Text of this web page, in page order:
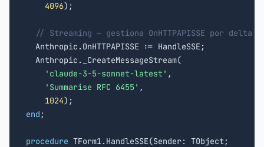
4096);
// Streaming — gestiona OnHTTPAPISSE por delta
  Anthropic.OnHTTPAPISSE := HandleSSE;
  Anthropic._CreateMessageStream(
'claude-3-5-sonnet-latest' ,
'Summarise RFC 6455' ,
1024
end ;
procedure TForm1.HandleSSE(Sender: TObject;